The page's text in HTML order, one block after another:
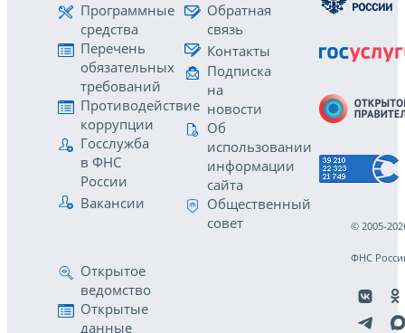
Программные
средства
Перечень
обязательных
требований
Противодействие
коррупции
Госслужба
в ФНС
России
Вакансии
Обратная
связь
Контакты
Подписка
на
новости
Об
использовании
информации
сайта
Общественный
совет
Открытое
ведомство
Открытые
данные
© 2005-
ФНС